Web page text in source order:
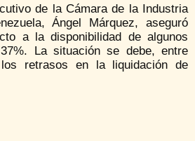
de la Cámara de la Industria
Ángel Márquez, aseguró
a la disponibilidad de algunos
La situación se debe, entre
retrasos en la liquidación de